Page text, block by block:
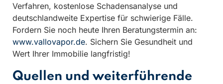
Verfahren, kostenlose Schadensanalyse und
deutschlandweite Expertise für schwierige Fälle.
Fordern Sie noch heute Ihren Beratungstermin an:
www.vallovapor.de. Sichern Sie Gesundheit und
Wert Ihrer Immobilie langfristig!
Quellen und weiterführende